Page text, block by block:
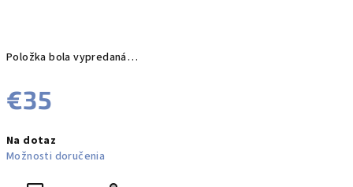
Položka bola vypredaná…
€35
cena:
Na dotaz
Možnosti doručenia